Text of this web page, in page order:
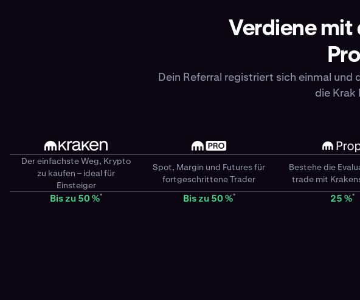
Verdiene mit
Dein Referral registriert sich einmal und
die Krak
Der einfachste Weg, Krypto
zu kaufen – ideal für
Einsteiger
Bis zu 50 %*
Spot, Margin und Futures für
fortgeschrittene Trader
Bis zu 50 %*
Bestehe die
trade mit
25 %*